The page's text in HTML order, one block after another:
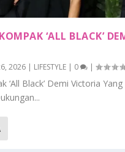
‘ALL BLACK’
2026 | LIFESTYLE | 0 |
‘All Black’ Demi Victoria Yang